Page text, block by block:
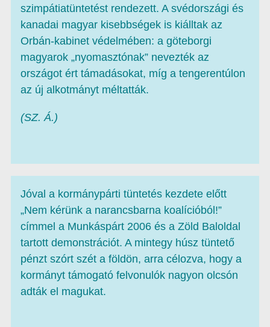
szimpátiatüntetést rendezett. A svédországi és
kanadai magyar kisebbségek is kiálltak az
Orbán-kabinet védelmében: a göteborgi
magyarok „nyomasztónak” nevezték az
országot ért támadásokat, míg a tengerentúlon
az új alkotmányt méltatták.
(SZ. Á.)
Jóval a kormánypárti tüntetés kezdete előtt
„Nem kérünk a narancsbarna koalícióból!”
címmel a Munkáspárt 2006 és a Zöld Baloldal
tartott demonstrációt. A mintegy húsz tüntető
pénzt szórt szét a földön, arra célozva, hogy a
kormányt támogató felvonulók nagyon olcsón
adták el magukat.